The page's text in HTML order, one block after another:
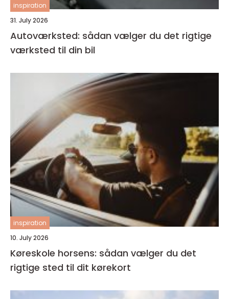
inspiration
31. July 2026
Autoværksted: sådan vælger du det rigtige
værksted til din bil
inspiration
10. July 2026
Køreskole horsens: sådan vælger du det
rigtige sted til dit kørekort